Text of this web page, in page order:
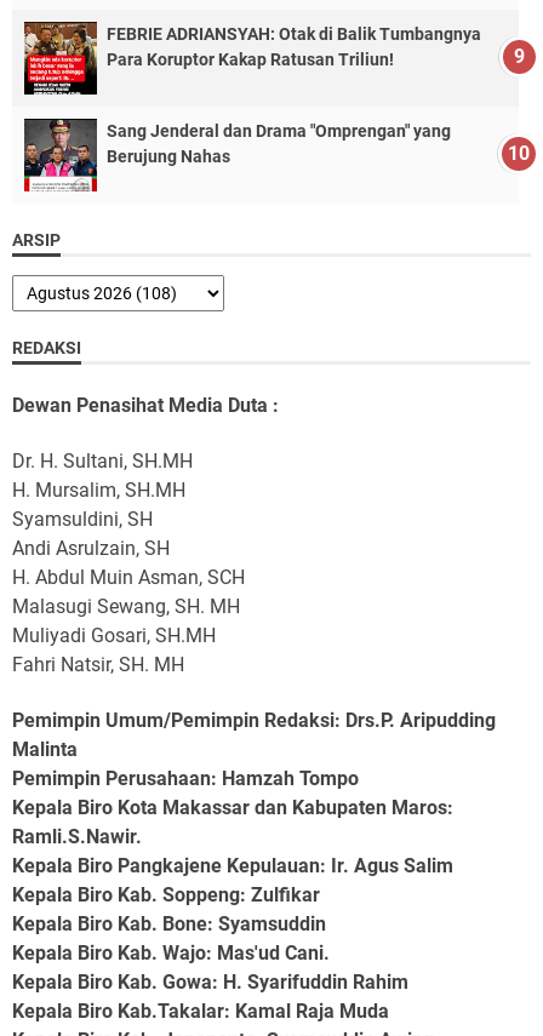
FEBRIE ADRIANSYAH: Otak di Balik Tumbangnya
Para Koruptor Kakap Ratusan Triliun!
Sang Jenderal dan Drama "Omprengan" yang
Berujung Nahas
ARSIP
REDAKSI
Dewan Penasihat Media Duta :
Dr. H. Sultani, SH.MH
H. Mursalim, SH.MH
Syamsuldini, SH
Andi Asrulzain, SH
H. Abdul Muin Asman, SCH
Malasugi Sewang, SH. MH
Muliyadi Gosari, SH.MH
Fahri Natsir, SH. MH
Pemimpin Umum/Pemimpin Redaksi: Drs.P. Aripudding
Malinta
Pemimpin Perusahaan: Hamzah Tompo
Kepala Biro Kota Makassar dan Kabupaten Maros:
Ramli.S.Nawir.
Kepala Biro Pangkajene Kepulauan: Ir. Agus Salim
Kepala Biro Kab. Soppeng: Zulfikar
Kepala Biro Kab. Bone: Syamsuddin
Kepala Biro Kab. Wajo: Mas'ud Cani.
Kepala Biro Kab. Gowa: H. Syarifuddin Rahim
Kepala Biro Kab.Takalar: Kamal Raja Muda